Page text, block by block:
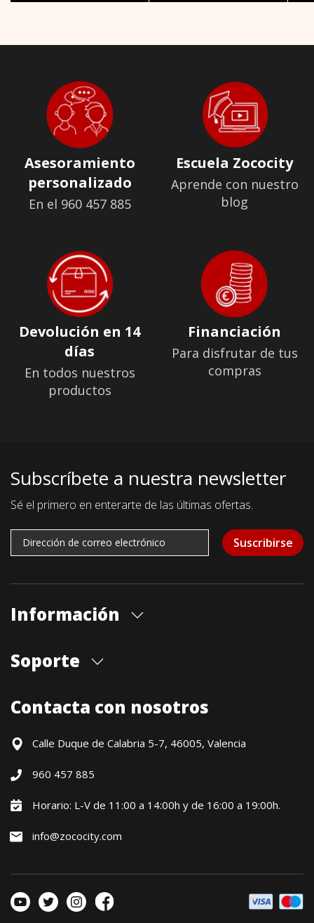
Asesoramiento
personalizado
En el 960 457 885
Escuela Zococity
Aprende con nuestro
blog
Devolución en 14
días
En todos nuestros
productos
Financiación
Para disfrutar de tus
compras
Subscríbete a nuestra newsletter
Sé el primero en enterarte de las últimas ofertas.
Suscribirse
Información
Cita previa tienda
Contacto
Soporte
Formas de pago
Devoluciones / Garantía
Política precio mínimo garantizado
Financiación CETELEM
Condiciones generales
Contacta con nosotros
Calle Duque de Calabria 5-7, 46005, Valencia
960 457 885
Horario: L-V de 11:00 a 14:00h y de 16:00 a 19:00h.
info@zococity.com